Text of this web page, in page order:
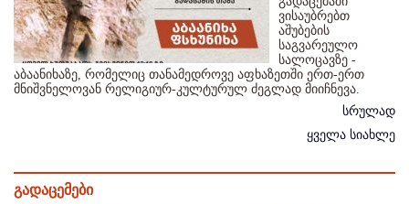
ვისაუბრებთ
აშუბების
საგვარეულო
სალოცავზე -
აბაანიხაზე, რომელიც თანამედროვე აფხაზეთში ერთ-ერთ
მნიშვნელოვან რელიგიურ-კულტურულ ძეგლად მიიჩნევა.
სრულად
ყველა სიახლე
გადაცემები